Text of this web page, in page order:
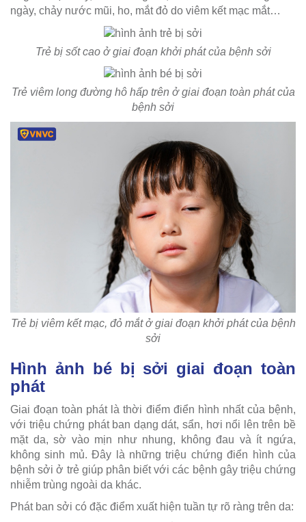
ngày, chảy nước mũi, ho, mắt đỏ do viêm kết mạc mắt…
Trẻ bị sốt cao ở giai đoạn khởi phát của bệnh sởi
Trẻ viêm long đường hô hấp trên ở giai đoạn toàn phát của
bệnh sởi
Trẻ bị viêm kết mạc, đỏ mắt ở giai đoạn khởi phát của bệnh
sởi
Hình ảnh bé bị sởi giai đoạn toàn
phát
Giai đoạn toàn phát là thời điểm điển hình nhất của bệnh,
với triệu chứng phát ban dạng dát, sẩn, hơi nổi lên trên bề
mặt da, sờ vào mịn như nhung, không đau và ít ngứa,
không sinh mủ. Đây là những triệu chứng điển hình của
bệnh sởi ở trẻ giúp phân biết với các bệnh gây triệu chứng
nhiễm trùng ngoài da khác.
Phát ban sởi có đặc điểm xuất hiện tuần tự rõ ràng trên da: